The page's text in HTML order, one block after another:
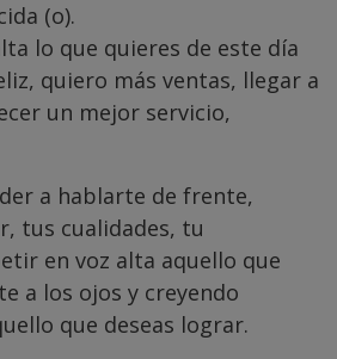
(o).
lo que quieres de este día
quiero más ventas, llegar a
un mejor servicio,
a hablarte de frente,
tus cualidades, tu
en voz alta aquello que
a los ojos y creyendo
que deseas lograr.